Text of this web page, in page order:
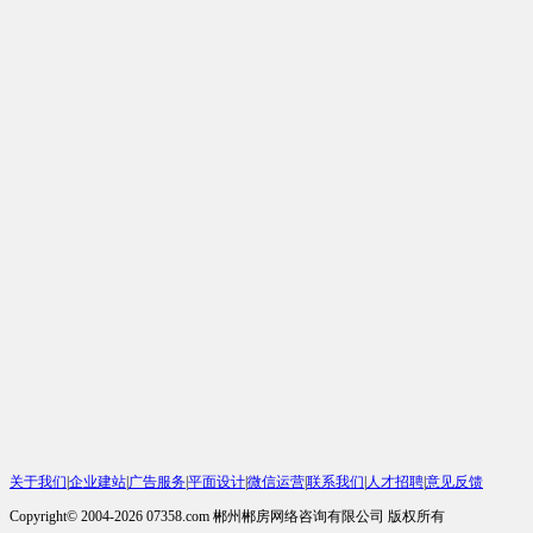
关于我们|企业建站|广告服务|平面设计|微信运营|联系我们| 人才招聘|意见反馈
Copyright© 2004-2026 07358.com 郴州郴房网络咨询有限公司 版权所有